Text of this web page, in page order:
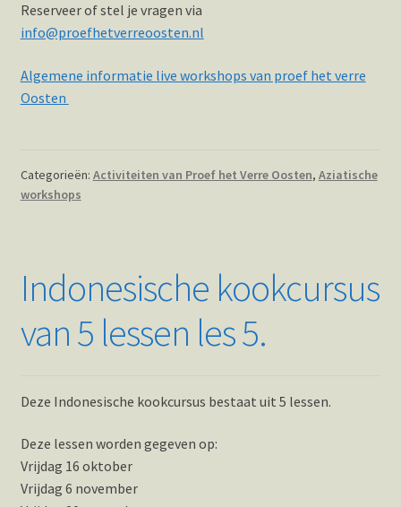
Reserveer of stel je vragen via
info@proefhetverreoosten.nl
Algemene informatie live workshops van proef het verre
Oosten
Categorieën: Activiteiten van Proef het Verre Oosten, Aziatische
workshops
Indonesische kookcursus
van 5 lessen les 5.
Deze Indonesische kookcursus bestaat uit 5 lessen.
Deze lessen worden gegeven op:
Vrijdag 16 oktober
Vrijdag 6 november